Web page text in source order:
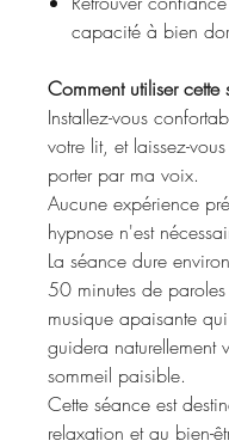
capacité à bien
Comment utiliser cette
Installez-vous
votre lit, et laissez-
porter par ma voix.
Aucune expérience
hypnose n'est
La séance dure
50 minutes de
musique apaisante
guidera naturellement
sommeil paisible.
Cette séance est
relaxation et au bien-